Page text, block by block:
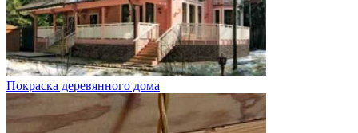
Покраска деревянного дома